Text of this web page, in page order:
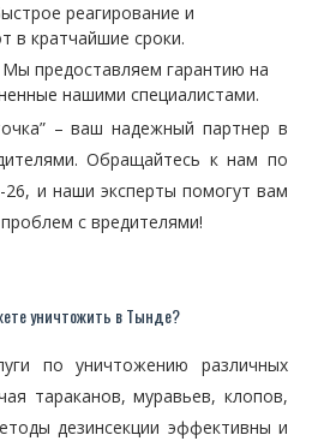
реагирование и
в кратчайшие сроки.
Мы предоставляем гарантию на
нашими специалистами.
– ваш надежный партнер в
Обращайтесь к нам по
и наши эксперты помогут вам
с вредителями!
уничтожить в Тынде?
по уничтожению различных
тараканов, муравьев, клопов,
дезинсекции эффективны и